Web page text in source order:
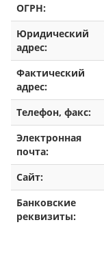
ОГРН:
Юридический
адрес:
Фактический
адрес:
Телефон, факс:
Электронная
почта:
Сайт:
Банковские
реквизиты: